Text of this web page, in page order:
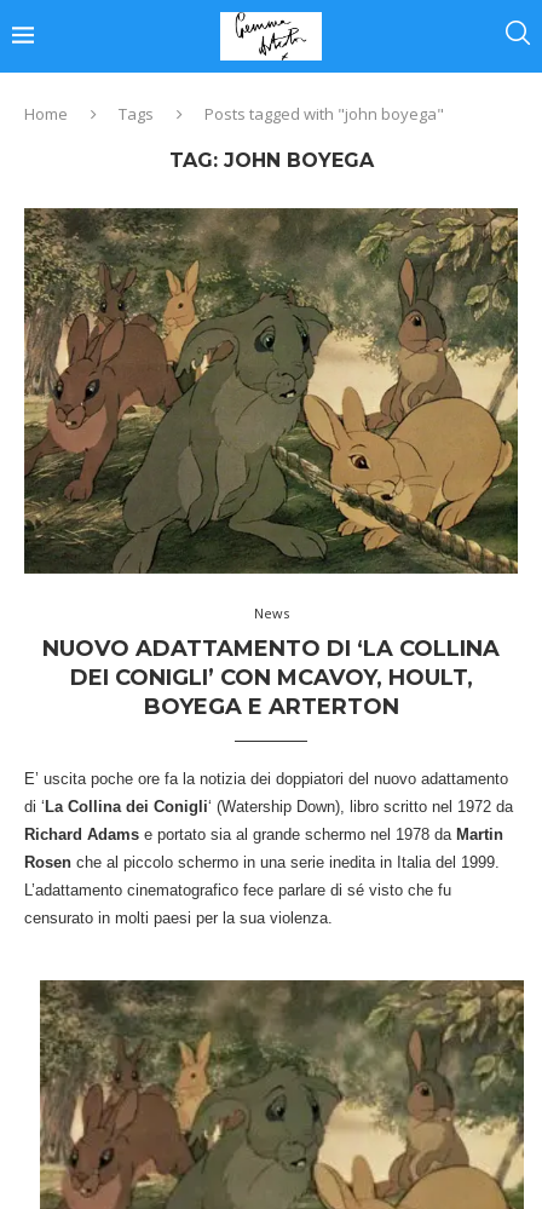
Home Tags Posts tagged with "john boyega"
TAG: JOHN BOYEGA
News
NUOVO ADATTAMENTO DI ‘LA COLLINA
DEI CONIGLI’ CON MCAVOY, HOULT,
BOYEGA E ARTERTON
E’ uscita poche ore fa la notizia dei doppiatori del nuovo adattamento
di ‘ La Collina dei Conigli‘ (Watership Down), libro scritto nel 1972 da
Richard Adams e portato sia al grande schermo nel 1978 da Martin
Rosen che al piccolo schermo in una serie inedita in Italia del 1999.
L’adattamento cinematografico fece parlare di sé visto che fu
censurato in molti paesi per la sua violenza.